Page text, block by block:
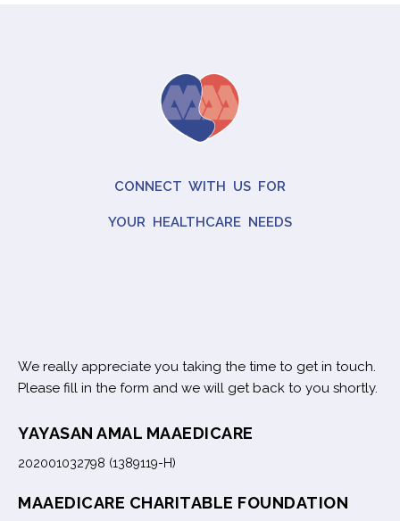
CONNECT WITH US FOR
YOUR HEALTHCARE NEEDS
We really appreciate you taking the time to get in touch.
Please fill in the form and we will get back to you shortly.
YAYASAN AMAL MAAEDICARE
202001032798 (1389119-H)
MAAEDICARE CHARITABLE FOUNDATION